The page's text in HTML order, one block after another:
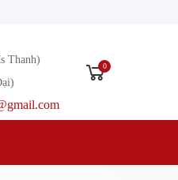
Thanh)
0